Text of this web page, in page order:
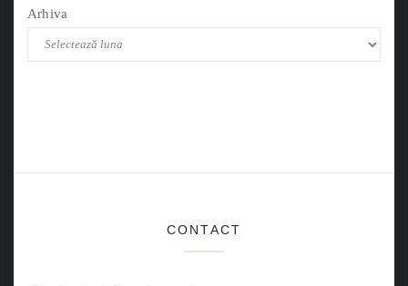
Arhiva
CONTACT